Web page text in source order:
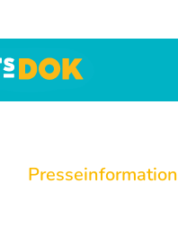
Presseinformation